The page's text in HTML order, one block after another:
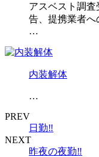
アスベスト調
告、提携業者へ
…
内装解体
…
PREV
日勤‼️
NEXT
昨夜の夜勤‼️